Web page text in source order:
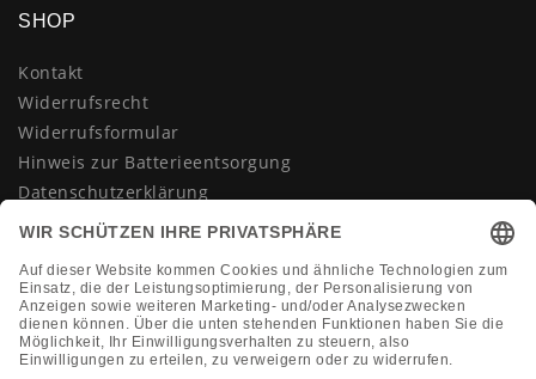
SHOP
Kontakt
Widerrufsrecht
Widerrufsformular
Hinweis zur Batterieentsorgung
Datenschutzerklärung
AGB
Vertrag widerrufen
KONTAKT